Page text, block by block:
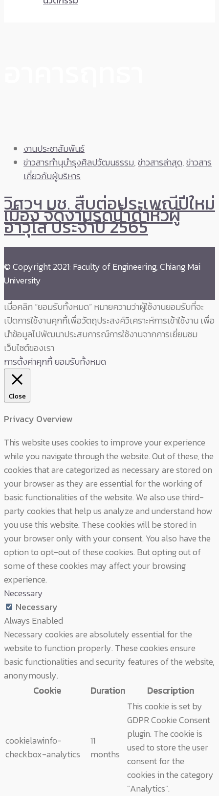
งานประชาสัมพันธ์
ข่าวสารทำนุบำรุงศิลปวัฒนธรรม,ข่าวสารล่าสุด,ข่าวสาร
เกี่ยวกับผู้บริหาร
วิศวฯ มช. สืบต่อประเพณีปีใหม่
เมือง จัดงานรดน้ำดำหัวผู้
อาวุโส ประจำปี 2565
© Copyright 2021: Faculty of Engineering, Chiang Mai
University
เมื่อคลิก “ยอมรับทั้งหมด” หมายความว่าผู้ใช้งานยอมรับที่จะ
เปิดการใช้งานคุกกี้เพื่อวัตถุประสงค์วิเคราะห์การเข้าใช้งาน เพื่อ
นำข้อมูลไปพัฒนาประสบการณ์การใช้งานจากการเยี่ยมชม
เว็บไซต์ของเรา
การตั้งค่าคุกกี้ยอมรับทั้งหมด
Close
Privacy Overview
This website uses cookies to improve your experience
while you navigate through the website. Out of these, the
cookies that are categorized as necessary are stored on
your browser as they are essential for the working of
basic functionalities of the website. We also use third-
party cookies that help us analyze and understand how
you use this website. These cookies will be stored in
your browser only with your consent. You also have the
option to opt-out of these cookies. But opting out of
some of these cookies may affect your browsing
experience.
Necessary
Necessary
Always Enabled
Necessary cookies are absolutely essential for the
website to function properly. These cookies ensure
basic functionalities and security features of the website,
anonymously.
Cookie
Duration Description
cookielawinfo-
checkbox-analytics
11
months
This cookie is set by
GDPR Cookie Consent
plugin. The cookie is
used to store the user
consent for the
cookies in the category
"Analytics".